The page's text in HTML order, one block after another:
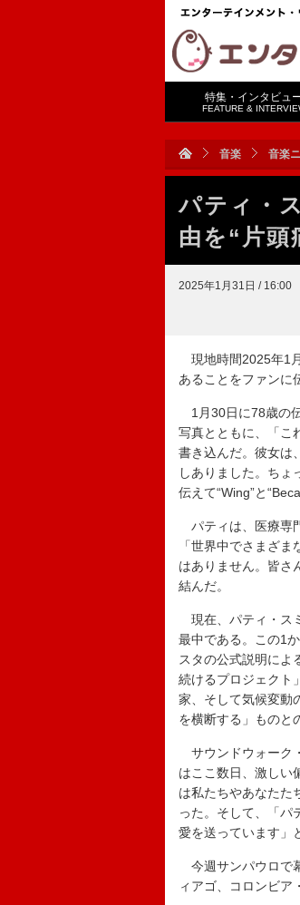
特集・インタビュ
FEATURE &
音楽 音楽
パティ・
由を“片頭
2025年1月31日 / 16:00
現地時間2025年1
あることをファンに
1月30日に78歳の
写真とともに、「こ
書き込んだ。彼女は
しありました。ちょ
伝えて“Wing”と
パティは、医療専
「世界中でさまざ
はありません。皆さ
結んだ。
現在、パティ・ス
最中である。この1
スタの公式説明によ
続けるプロジェクト
家、そして気候変動
を横断する」ものと
サウンドウォーク
はここ数日、激しい
は私たちやあなたた
った。そして、「パ
愛を送っています」
今週サンパウロで
ィアゴ、コロンビア